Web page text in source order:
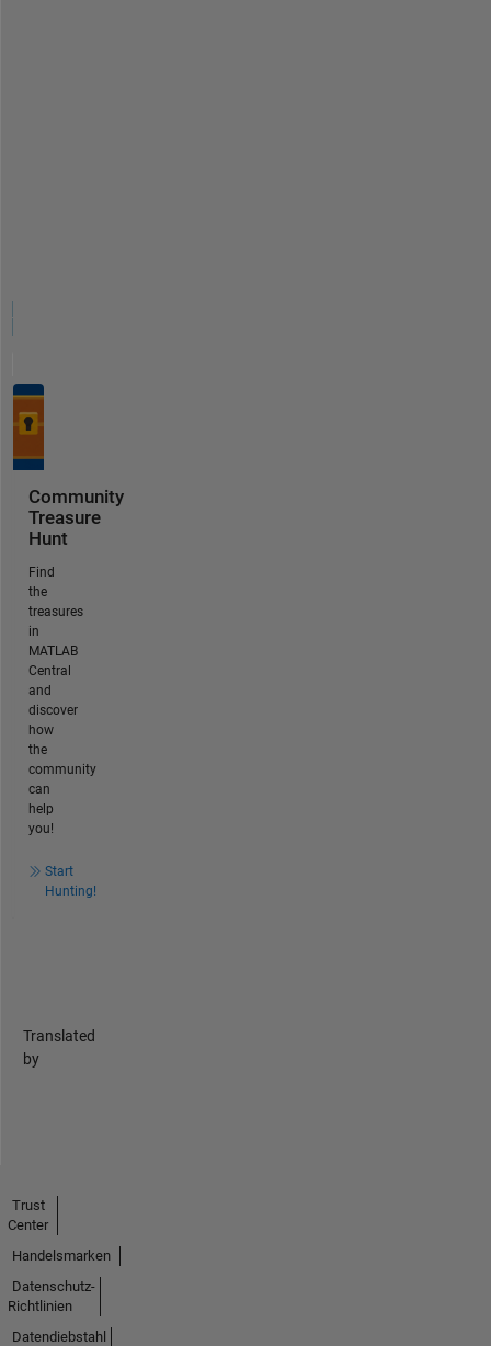
Community
Treasure
Hunt
Find
the
treasures
in
MATLAB
Central
and
discover
how
the
community
can
help
you!
Start
Hunting!
Translated
by
Trust
Center
Handelsmarken
Datenschutz-
Richtlinien
Datendiebstahl